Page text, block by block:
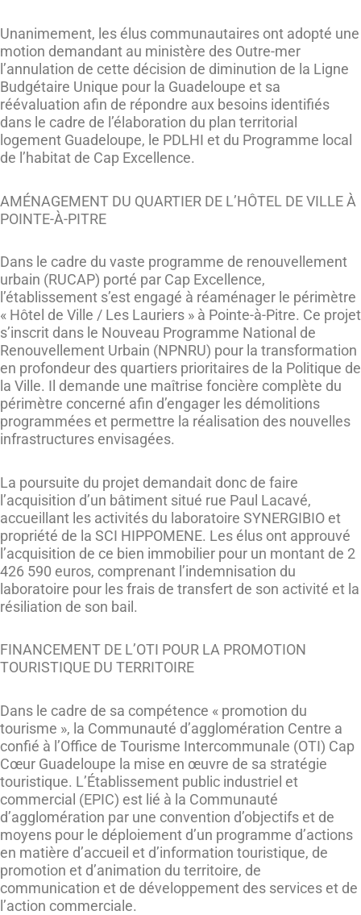
Unanimement, les élus communautaires ont adopté une
motion demandant au ministère des Outre-mer
l’annulation de cette décision de diminution de la Ligne
Budgétaire Unique pour la Guadeloupe et sa
réévaluation afin de répondre aux besoins identifiés
dans le cadre de l’élaboration du plan territorial
logement Guadeloupe, le PDLHI et du Programme local
de l’habitat de Cap Excellence.
AMÉNAGEMENT DU QUARTIER DE L’HÔTEL DE VILLE À
POINTE-À-PITRE
Dans le cadre du vaste programme de renouvellement
urbain (RUCAP) porté par Cap Excellence,
l’établissement s’est engagé à réaménager le périmètre
« Hôtel de Ville / Les Lauriers » à Pointe-à-Pitre. Ce projet
s’inscrit dans le Nouveau Programme National de
Renouvellement Urbain (NPNRU) pour la transformation
en profondeur des quartiers prioritaires de la Politique de
la Ville. Il demande une maîtrise foncière complète du
périmètre concerné afin d’engager les démolitions
programmées et permettre la réalisation des nouvelles
infrastructures envisagées.
La poursuite du projet demandait donc de faire
l’acquisition d’un bâtiment situé rue Paul Lacavé,
accueillant les activités du laboratoire SYNERGIBIO et
propriété de la SCI HIPPOMENE. Les élus ont approuvé
l’acquisition de ce bien immobilier pour un montant de 2
426 590 euros, comprenant l’indemnisation du
laboratoire pour les frais de transfert de son activité et la
résiliation de son bail.
FINANCEMENT DE L’OTI POUR LA PROMOTION
TOURISTIQUE DU TERRITOIRE
Dans le cadre de sa compétence « promotion du
tourisme », la Communauté d’agglomération Centre a
confié à l’Office de Tourisme Intercommunale (OTI) Cap
Cœur Guadeloupe la mise en œuvre de sa stratégie
touristique. L’Établissement public industriel et
commercial (EPIC) est lié à la Communauté
d’agglomération par une convention d’objectifs et de
moyens pour le déploiement d’un programme d’actions
en matière d’accueil et d’information touristique, de
promotion et d’animation du territoire, de
communication et de développement des services et de
l’action commerciale.